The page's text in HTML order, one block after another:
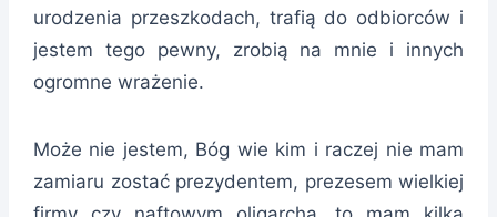
urodzenia przeszkodach, trafią do odbiorców i
jestem tego pewny, zrobią na mnie i innych
ogromne wrażenie.
Może nie jestem, Bóg wie kim i raczej nie mam
zamiaru zostać prezydentem, prezesem wielkiej